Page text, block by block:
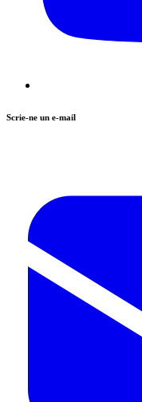
Scrie-ne un e-mail